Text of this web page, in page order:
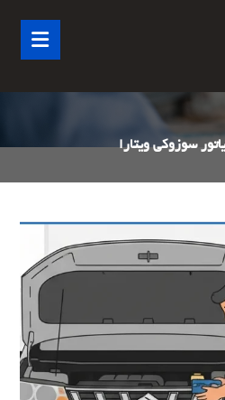
سوزوکی ویتارا